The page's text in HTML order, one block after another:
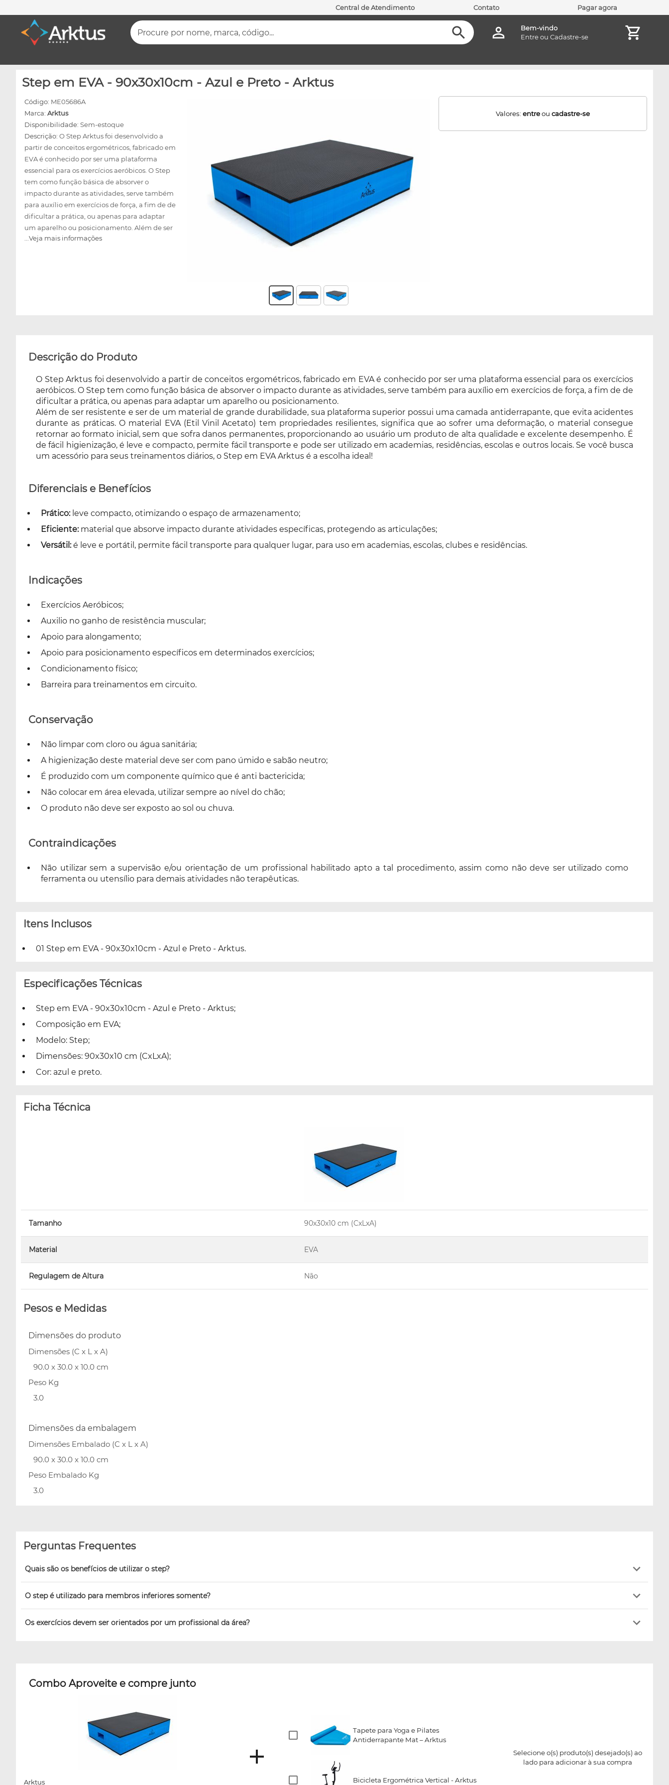
Central de Atendimento Contato Pagar agora
Procure por nome, marca, código...
Bem-vindo
Entreou Cadastre-se
Step em EVA - 90x30x10cm - Azul e Preto - Arktus
Código: ME05686A
Marca: Arktus
Disponibilidade: Sem-estoque
Descrição: O Step Arktus foi desenvolvido a
partir de conceitos ergométricos, fabricado em
EVA é conhecido por ser uma plataforma
essencial para os exercícios aeróbicos. O Step
tem como função básica de absorver o
impacto durante as atividades, serve também
para auxílio em exercícios de força, a fim de de
dificultar a prática, ou apenas para adaptar
um aparelho ou posicionamento. Além de ser
resistente e ser de um material de grande
desempenho. É de fácil higienização, é leve e
compacto, permite fácil transporte e pode ser
utilizado em academias, residências, escolas e
outros locais. Se você busca um acessório para
seus treinamentos diários, o Step em EVA
Arktus é a escolha ideal!
...Veja mais informações
Valores:entreoucadastre-se
Descrição do Produto
O Step Arktus foi desenvolvido a partir de conceitos ergométricos, fabricado em EVA é conhecido por ser uma plataforma essencial para os exercícios
aeróbicos. O Step tem como função básica de absorver o impacto durante as atividades, serve também para auxílio em exercícios de força, a fim de de
dificultar a prática, ou apenas para adaptar um aparelho ou posicionamento.
Além de ser resistente e ser de um material de grande durabilidade, sua plataforma superior possui uma camada antiderrapante, que evita acidentes
durante as práticas. O material EVA (Etil Vinil Acetato) tem propriedades resilientes, significa que ao sofrer uma deformação, o material consegue
retornar ao formato inicial, sem que sofra danos permanentes, proporcionando ao usuário um produto de alta qualidade e excelente desempenho. É
de fácil higienização, é leve e compacto, permite fácil transporte e pode ser utilizado em academias, residências, escolas e outros locais. Se você busca
um acessório para seus treinamentos diários, o Step em EVA Arktus é a escolha ideal!
Diferenciais e Benefícios
Prático:leve compacto, otimizando o espaço de armazenamento;
Eficiente:material que absorve impacto durante atividades específicas, protegendo as articulações;
Versátil:é leve e portátil, permite fácil transporte para qualquer lugar, para uso em academias, escolas, clubes e residências.
Indicações
Exercícios Aeróbicos;
Auxilio no ganho de resistência muscular;
Apoio para alongamento;
Apoio para posicionamento específicos em determinados exercícios;
Condicionamento físico;
Barreira para treinamentos em circuito.
Conservação
Não limpar com cloro ou água sanitária;
A higienização deste material deve ser com pano úmido e sabão neutro;
É produzido com um componente químico que é anti bactericida;
Não colocar em área elevada, utilizar sempre ao nível do chão;
O produto não deve ser exposto ao sol ou chuva.
Contraindicações
Não utilizar sem a supervisão e/ou orientação de um profissional habilitado apto a tal procedimento, assim como não deve ser utilizado como
ferramenta ou utensílio para demais atividades não terapêuticas.
Itens Inclusos
01 Step em EVA - 90x30x10cm - Azul e Preto - Arktus.
Especificações Técnicas
Step em EVA - 90x30x10cm - Azul e Preto - Arktus;
Composição em EVA;
Modelo: Step;
Dimensões: 90x30x10 cm (CxLxA);
Cor: azul e preto.
Ficha Técnica
Tamanho 90x30x10 cm (CxLxA)
Material EVA
Regulagem de Altura Não
Pesos e Medidas
Dimensões do produto
Dimensões (C x L x A)
90.0 x 30.0 x 10.0 cm
Peso Kg
3.0
Dimensões da embalagem
Dimensões Embalado (C x L x A)
90.0 x 30.0 x 10.0 cm
Peso Embalado Kg
3.0
Perguntas Frequentes
Quais são os benefícios de utilizar o step?
O step é utilizado para membros inferiores somente?
Os exercícios devem ser orientados por um profissional da área?
Combo Aproveite e compre junto
Arktus
Tapete para Yoga e Pilates
Antiderrapante Mat – Arktus
Bicicleta Ergométrica Vertical - Arktus
Selecione o(s) produto(s) desejado(s) ao
lado para adicionar à sua compra